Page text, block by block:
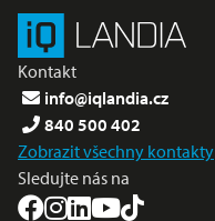
Kontakt
info@iqlandia.cz
840 500 402
Zobrazit všechny kontakty
Sledujte nás na